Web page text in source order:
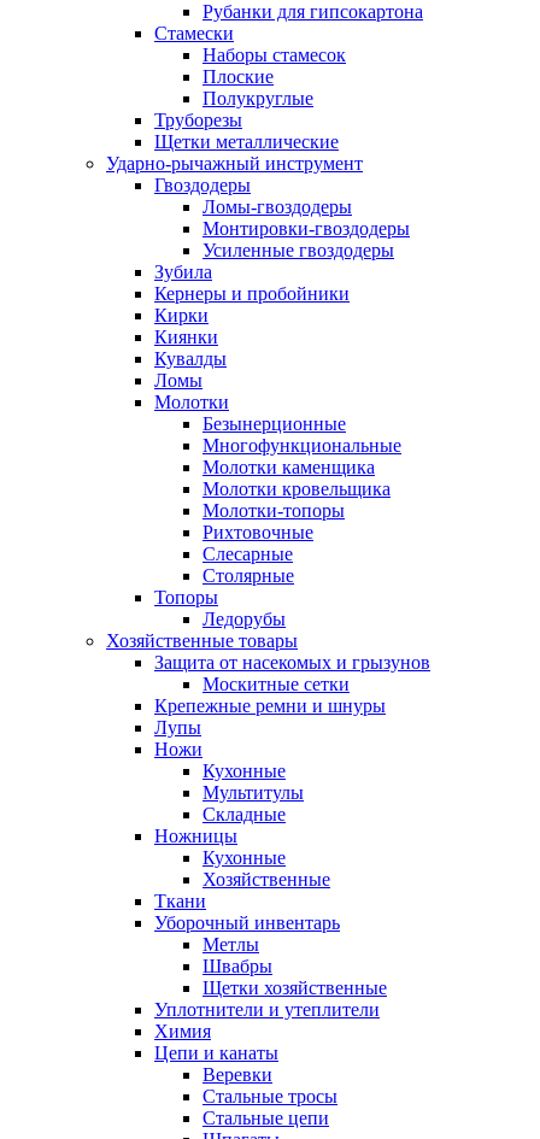
Рубанки для гипсокартона
Стамески
Наборы стамесок
Плоские
Полукруглые
Труборезы
Щетки металлические
Ударно-рычажный инструмент
Гвоздодеры
Ломы-гвоздодеры
Монтировки-гвоздодеры
Усиленные гвоздодеры
Зубила
Кернеры и пробойники
Кирки
Киянки
Кувалды
Ломы
Молотки
Безынерционные
Многофункциональные
Молотки каменщика
Молотки кровельщика
Молотки-топоры
Рихтовочные
Слесарные
Столярные
Топоры
Ледорубы
Хозяйственные товары
Защита от насекомых и грызунов
Москитные сетки
Крепежные ремни и шнуры
Лупы
Ножи
Кухонные
Мультитулы
Складные
Ножницы
Кухонные
Хозяйственные
Ткани
Уборочный инвентарь
Метлы
Швабры
Щетки хозяйственные
Уплотнители и утеплители
Химия
Цепи и канаты
Веревки
Стальные тросы
Стальные цепи